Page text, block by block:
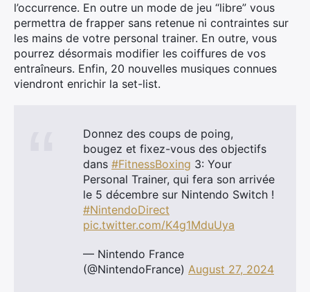
l’occurrence. En outre un mode de jeu “libre” vous
permettra de frapper sans retenue ni contraintes sur
les mains de votre personal trainer. En outre, vous
pourrez désormais modifier les coiffures de vos
entraîneurs. Enfin, 20 nouvelles musiques connues
viendront enrichir la set-list.
Donnez des coups de poing,
bougez et fixez-vous des objectifs
dans #FitnessBoxing 3: Your
Personal Trainer, qui fera son arrivée
le 5 décembre sur Nintendo Switch !
#NintendoDirect
pic.twitter.com/K4g1MduUya
— Nintendo France
(@NintendoFrance) August 27, 2024